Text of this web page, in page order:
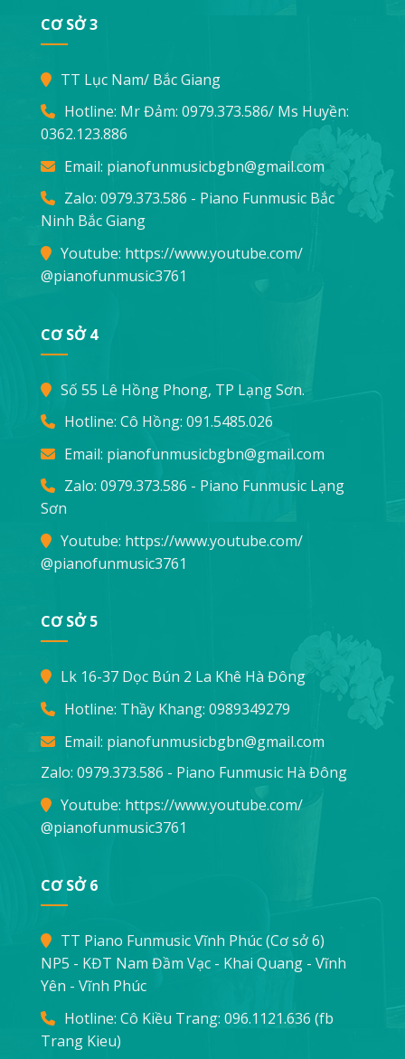
CƠ SỞ 3
TT Lục Nam/ Bắc Giang
Hotline: Mr Đảm: 0979.373.586/ Ms Huyền:
0362.123.886
Email: pianofunmusicbgbn@gmail.com
Zalo: 0979.373.586 - Piano Funmusic Bắc
Ninh Bắc Giang
Youtube: https://www.youtube.com/
@pianofunmusic3761
CƠ SỞ 4
Số 55 Lê Hồng Phong, TP Lạng Sơn.
Hotline: Cô Hồng: 091.5485.026
Email: pianofunmusicbgbn@gmail.com
Zalo: 0979.373.586 - Piano Funmusic Lạng
Sơn
Youtube: https://www.youtube.com/
@pianofunmusic3761
CƠ SỞ 5
Lk 16-37 Dọc Bún 2 La Khê Hà Đông
Hotline: Thầy Khang: 0989349279
Email: pianofunmusicbgbn@gmail.com
Zalo: 0979.373.586 - Piano Funmusic Hà Đông
Youtube: https://www.youtube.com/
@pianofunmusic3761
CƠ SỞ 6
TT Piano Funmusic Vĩnh Phúc (Cơ sở 6)
NP5 - KĐT Nam Đầm Vạc - Khai Quang - Vĩnh
Yên - Vĩnh Phúc
Hotline: Cô Kiều Trang: 096.1121.636 (fb
Trang Kieu)